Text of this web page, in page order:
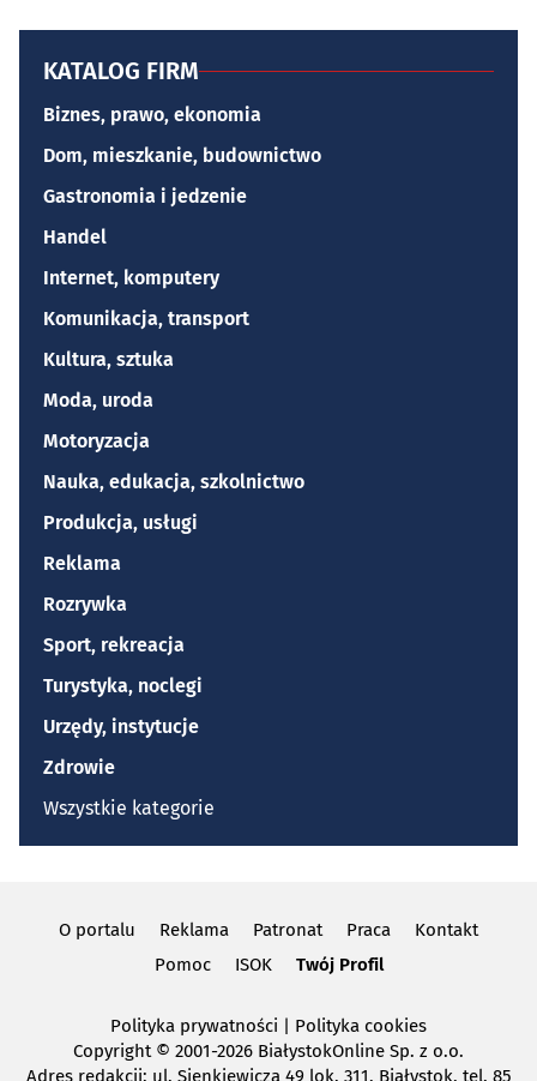
KATALOG FIRM
Biznes, prawo, ekonomia
Dom, mieszkanie, budownictwo
Gastronomia i jedzenie
Handel
Internet, komputery
Komunikacja, transport
Kultura, sztuka
Moda, uroda
Motoryzacja
Nauka, edukacja, szkolnictwo
Produkcja, usługi
Reklama
Rozrywka
Sport, rekreacja
Turystyka, noclegi
Urzędy, instytucje
Zdrowie
Wszystkie kategorie
O portalu Reklama Patronat Praca
Kontakt
Pomoc
ISOK Twój Profil
Polityka prywatności | Polityka cookies
Copyright© 2001-2026 BiałystokOnline Sp. z o.o.
Adres redakcji: ul. Sienkiewicza 49 lok. 311, Białystok, tel. 85